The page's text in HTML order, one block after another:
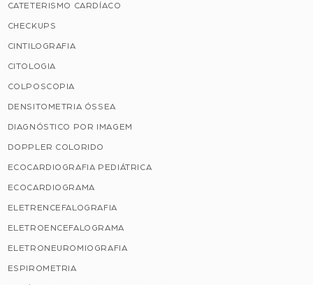
CATETERISMO CARDÍACO
CHECKUPS
CINTILOGRAFIA
CITOLOGIA
COLPOSCOPIA
DENSITOMETRIA ÓSSEA
DIAGNÓSTICO POR IMAGEM
DOPPLER COLORIDO
ECOCARDIOGRAFIA PEDIÁTRICA
ECOCARDIOGRAMA
ELETRENCEFALOGRAFIA
ELETROENCEFALOGRAMA
ELETRONEUROMIOGRAFIA
ESPIROMETRIA